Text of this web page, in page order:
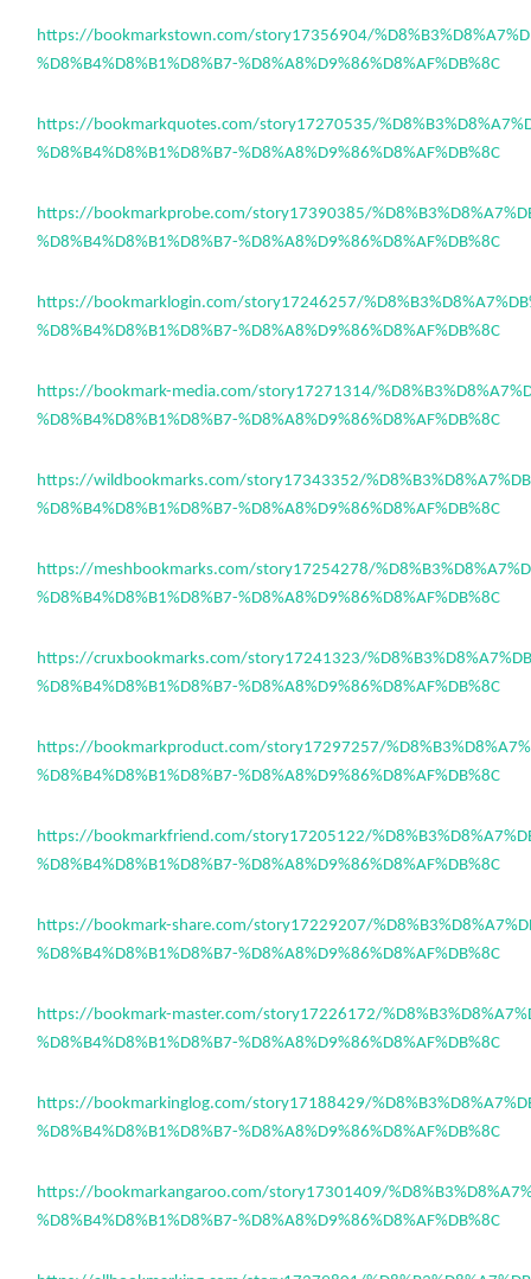
https://bookmarkstown.com/story17356904/
%D8%B4%D8%B1%D8%B7-%D8%A8%D9%86%D8%AF%DB%8C
https://bookmarkquotes.com/story17270535/
%D8%B4%D8%B1%D8%B7-%D8%A8%D9%86%D8%AF%DB%8C
https://bookmarkprobe.com/story17390385/
%D8%B4%D8%B1%D8%B7-%D8%A8%D9%86%D8%AF%DB%8C
https://bookmarklogin.com/story17246257/
%D8%B4%D8%B1%D8%B7-%D8%A8%D9%86%D8%AF%DB%8C
https://bookmark-media.com/story17271314/
%D8%B4%D8%B1%D8%B7-%D8%A8%D9%86%D8%AF%DB%8C
https://wildbookmarks.com/story17343352/
%D8%B4%D8%B1%D8%B7-%D8%A8%D9%86%D8%AF%DB%8C
https://meshbookmarks.com/story17254278/
%D8%B4%D8%B1%D8%B7-%D8%A8%D9%86%D8%AF%DB%8C
https://cruxbookmarks.com/story17241323/
%D8%B4%D8%B1%D8%B7-%D8%A8%D9%86%D8%AF%DB%8C
https://bookmarkproduct.com/story17297257/
%D8%B4%D8%B1%D8%B7-%D8%A8%D9%86%D8%AF%DB%8C
https://bookmarkfriend.com/story17205122/
%D8%B4%D8%B1%D8%B7-%D8%A8%D9%86%D8%AF%DB%8C
https://bookmark-share.com/story17229207/
%D8%B4%D8%B1%D8%B7-%D8%A8%D9%86%D8%AF%DB%8C
https://bookmark-master.com/story17226172/
%D8%B4%D8%B1%D8%B7-%D8%A8%D9%86%D8%AF%DB%8C
https://bookmarkinglog.com/story17188429/
%D8%B4%D8%B1%D8%B7-%D8%A8%D9%86%D8%AF%DB%8C
https://bookmarkangaroo.com/story17301409/
%D8%B4%D8%B1%D8%B7-%D8%A8%D9%86%D8%AF%DB%8C